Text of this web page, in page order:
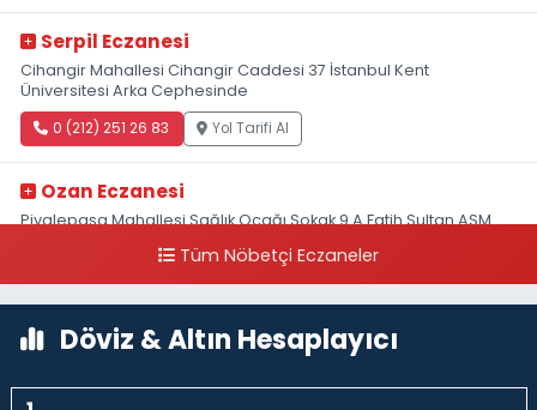
Serpil Eczanesi
Cihangir Mahallesi Cihangir Caddesi 37 İstanbul Kent
Üniversitesi Arka Cephesinde
0 (212) 251 26 83 Yol Tarifi Al
Ozan Eczanesi
Piyalepaşa Mahallesi Sağlık Ocağı Sokak 9 A Fatih Sultan ASM
Tüm Nöbetçi Eczaneler
Döviz & Altın Hesaplayıcı